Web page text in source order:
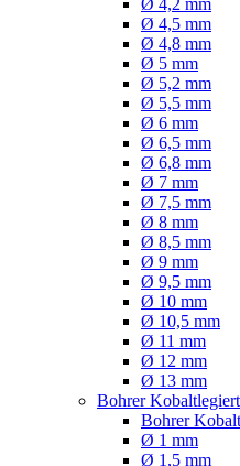
Ø 4,5 mm
Ø 4,8 mm
Ø 5 mm
Ø 5,2 mm
Ø 5,5 mm
Ø 6 mm
Ø 6,5 mm
Ø 6,8 mm
Ø 7 mm
Ø 7,5 mm
Ø 8 mm
Ø 8,5 mm
Ø 9 mm
Ø 9,5 mm
Ø 10 mm
Ø 10,5 mm
Ø 11 mm
Ø 12 mm
Ø 13 mm
Bohrer
Bohrer
Ø 1 mm
Ø 1,5 mm